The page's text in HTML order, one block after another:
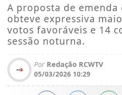
A proposta de
obteve expressiva
votos favoráveis e 14
sessão noturna.
Por Redação RCWTV
05/03/2026 10:29